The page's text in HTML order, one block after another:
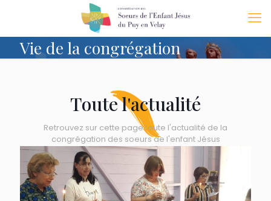
Vie de la congrégation
Toute l'actualité
Retrouvez sur cette page toute l'actualité de la
congrégation des soeurs de l'enfant Jésus